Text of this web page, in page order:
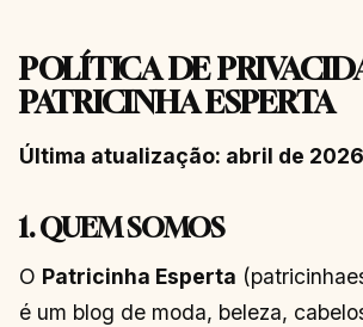
POLÍTICA DE
PATRICINHA ESPERTA
Última atualização: abril de 2026
1. QUEM SOMOS
O Patricinha Esperta
é um blog de moda, beleza,